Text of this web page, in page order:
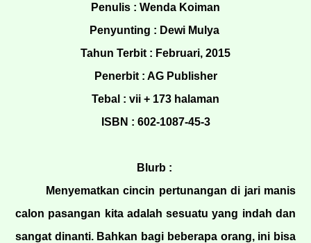
Penulis : Wenda Koiman
Penyunting : Dewi Mulya
Tahun Terbit : Februari, 2015
Penerbit : AG Publisher
Tebal : vii + 173 halaman
ISBN : 602-1087-45-3
Blurb :
Menyematkan cincin pertunangan di jari manis
calon pasangan kita adalah sesuatu yang indah dan
sangat dinanti. Bahkan bagi beberapa orang, ini bisa